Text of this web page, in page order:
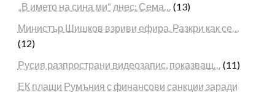
„В името на сина ми“ днес: Сема… (13)
Министър Шишков взриви ефира. Разкри как се…
(12)
Русия разпространи видеозапис, показващ… (11)
ЕК плаши Румъния с финансови санкции заради